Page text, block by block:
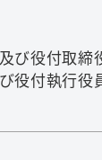
び役付取締
役付執行役